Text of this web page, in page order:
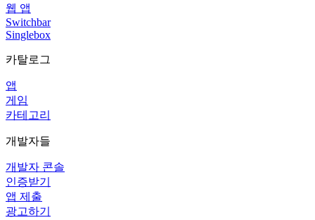
웹 앱
Switchbar
Singlebox
카탈로그
앱
게임
카테고리
개발자들
개발자 콘솔
인증받기
앱 제출
광고하기